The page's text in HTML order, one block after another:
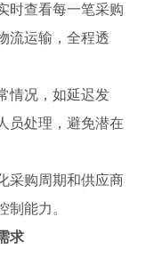
时查看每一笔采购
流运输，全程透
情况，如延迟发
员处理，避免潜在
采购周期和供应商
制能力。
求